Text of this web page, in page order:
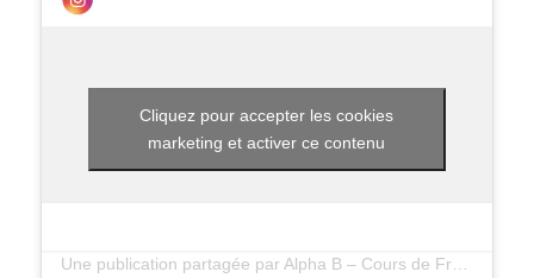
Cliquez pour accepter les cookies
marketing et activer ce contenu